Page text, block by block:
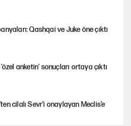
Qashqai ve Juke öne çıktı
anketin' sonuçları ortaya çıktı
cilalı Sevr’i onaylayan Meclis’e